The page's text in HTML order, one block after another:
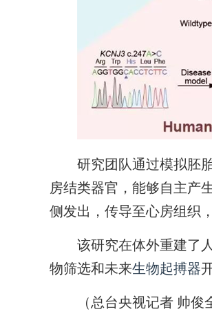
研究团队通过模拟胚胎
房结类器官，能够自主产
侧发出，传导至心房组织
该研究在体外重建了人
物筛选和未来生物起搏器
（总台央视记者 帅俊全